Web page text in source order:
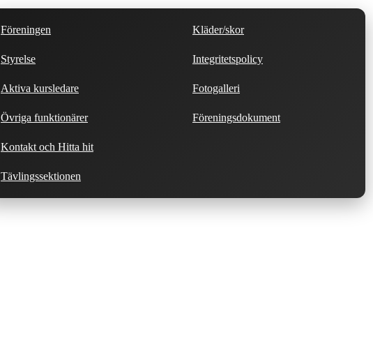
Föreningen
Styrelse
Aktiva kursledare
Övriga funktionärer
Kontakt och Hitta hit
Tävlingssektionen
Kläder/skor
Integritetspolicy
Fotogalleri
Föreningsdokument